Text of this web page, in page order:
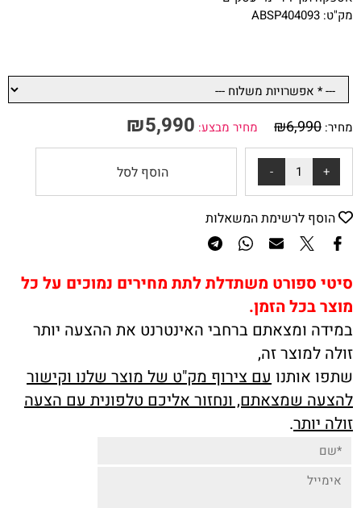
מק"ט: ABSP404093
מחיר: ₪6,990 מחיר מבצע: ₪5,990
הוסף לסל
הוסף לרשימת המשאלות
סיטי ספורט משתדלת לתת מחירים נמוכים על כל
מוצר בכל הזמן.
במידה ומצאתם ברחבי האינטרנט את ההצעה יותר
זולה למוצר זה,
שתפו אותנו עם צירוף מק"ט של מוצר שלנו וקישור
להצעה שמצאתם, ונחזור אליכם טלפונית עם הצעה
זולה יותר.